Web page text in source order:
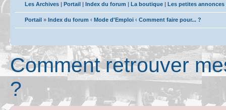
Les Archives | Portail | Index du forum | La boutique | Les petites
Portail » Index du forum ‹ Mode d'Emploi ‹ Comment faire pour... ?
Comment retrouver
?